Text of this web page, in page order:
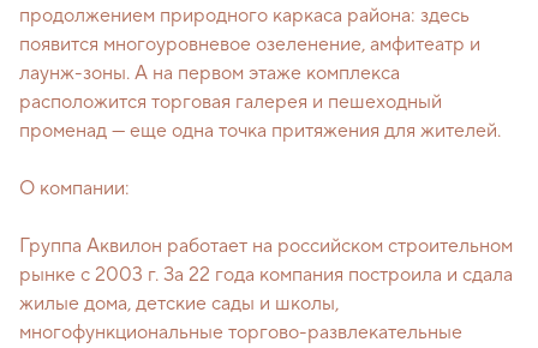
продолжением природного каркаса района: здесь
появится многоуровневое озеленение, амфитеатр и
лаунж-зоны. А на первом этаже комплекса
расположится торговая галерея и пешеходный
променад — еще одна точка притяжения для жителей.
О компании:
Группа Аквилон работает на российском строительном
рынке с 2003 г. За 22 года компания построила и сдала
жилые дома, детские сады и школы,
многофункциональные торгово-развлекательные